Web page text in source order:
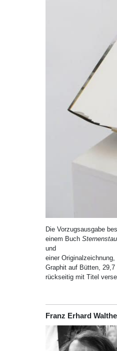
Die Vorzugsausgabe
einem Buch
und
einer Originalzeichnung,
Graphit auf Bütten,
rückseitig mit Titel
Franz Erhard